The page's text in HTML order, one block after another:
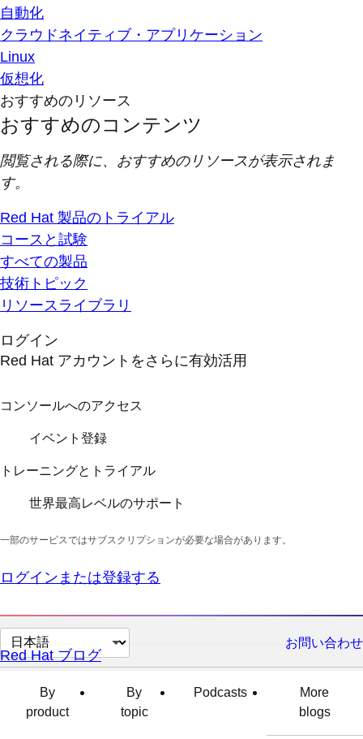
自動化
クラウドネイティブ・アプリケーション
Linux
仮想化
おすすめのリソース
おすすめのコンテンツ
閲覧される際に、おすすめのリソースが表示されま
す。
Red Hat 製品のトライアル
コースと試験
すべての製品
技術トピック
リソースライブラリ
ログイン
Red Hat アカウントをさらに有効活用
コンソールへのアクセス
イベント登録
トレーニングとトライアル
世界最高レベルのサポート
一部のサービスではサブスクリプションが必要な場合があります。
ログインまたは登録する
ペ
ー
お問い合わせ
Red Hat ブログ
By
product
By
topic
Podcasts
More
blogs